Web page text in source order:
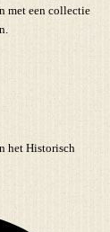
met een collectie
het Historisch